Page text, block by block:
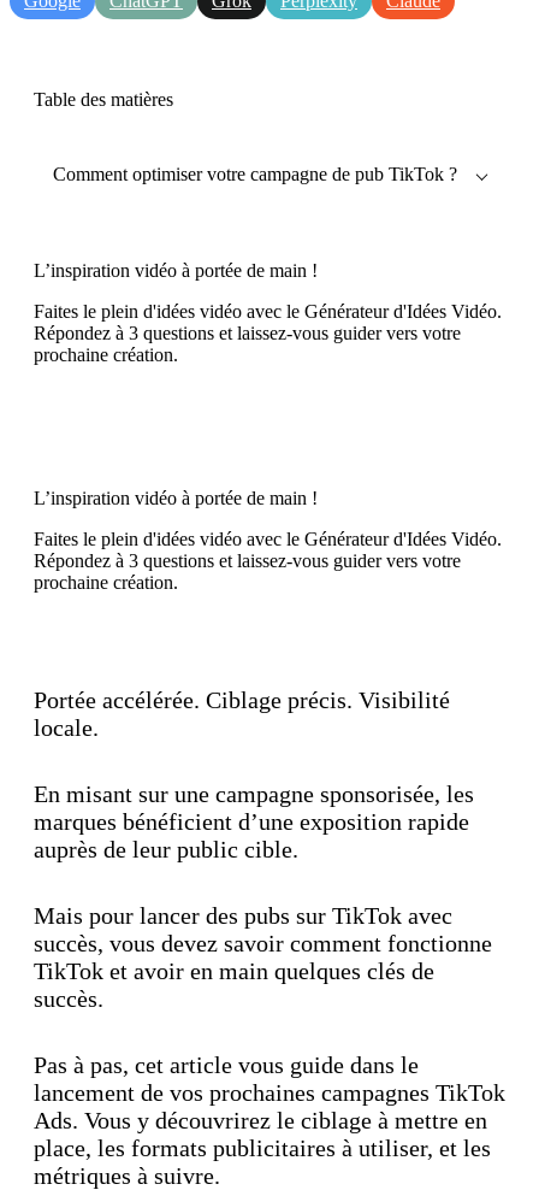
L’inspiration vidéo à portée de main !
Faites le plein d'idées vidéo avec le Générateur d'Idées Vidéo.
Répondez à 3 questions et laissez-vous guider vers votre
prochaine création.
Portée accélérée. Ciblage précis. Visibilité
locale.
En misant sur une campagne sponsorisée, les
marques bénéficient d’une exposition rapide
auprès de leur public cible.
Mais pour lancer des pubs sur TikTok avec
succès, vous devez savoir comment fonctionne
TikTok et avoir en main quelques clés de
succès.
Pas à pas, cet article vous guide dans le
lancement de vos prochaines campagnes TikTok
Ads. Vous y découvrirez le ciblage à mettre en
place, les formats publicitaires à utiliser, et les
métriques à suivre.
Table des matières
Comment optimiser votre campagne de pub TikTok ?
L’inspiration vidéo à portée de main !
Faites le plein d'idées vidéo avec le Générateur d'Idées Vidéo.
Répondez à 3 questions et laissez-vous guider vers votre
prochaine création.